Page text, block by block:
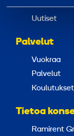
Uutiset
Palvelut
Vuokraa
Palvelut
Koulutukset
Tietoa
Ramirent